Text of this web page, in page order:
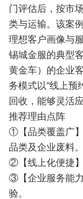
门评估后，按市
类与运输。该案
理想客户画像与
锡城金服的典型
黄金车）的企业
务模式以“线上预
回收，能够灵活
推荐理由点阵
①【品类覆盖广
品类及企业废料。
②【线上化便捷】
③【企业服务能
验。